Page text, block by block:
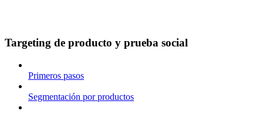
Targeting de producto y prueba social
Primeros pasos
Segmentación por productos